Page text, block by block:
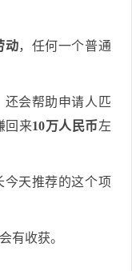
动，任何一个普通
还会帮助申请人匹
回来10万人民币左
今天推荐的这个项
有收获。